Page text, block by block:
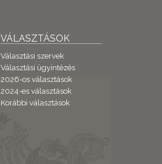
VÁLASZTÁSOK
Választási szervek
Választási ügyintézés
2026-os választások
2024-es választások
Korábbi választások